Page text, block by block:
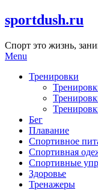
Skip
to
sportdush.ru
Спорт это жизнь,
Menu
Тренировки
Бег
Плавание
Спортивное
Спортивная
Спортивные
Здоровье
Тренажеры